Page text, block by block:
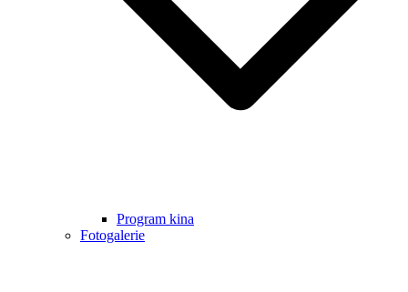
Program kina
Fotogalerie